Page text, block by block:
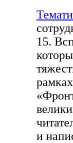
15.
и